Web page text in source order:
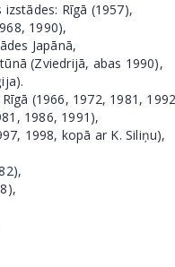
izstādes: Rīgā (1957),
1990),
Japānā,
(Zviedrijā, abas 1990),
(1966, 1972, 1981,
1986, 1991),
1998, kopā ar K. Siliņu),